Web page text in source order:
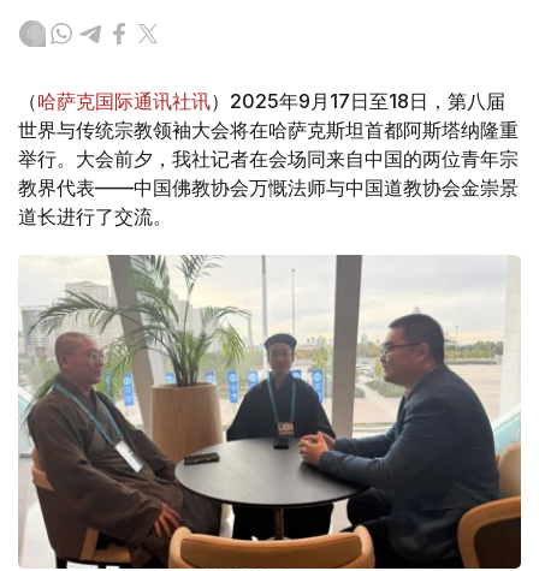
（哈萨克国际通讯社讯）2025年9月17日至18日，第八届
世界与传统宗教领袖大会将在哈萨克斯坦首都阿斯塔纳隆重
举行。大会前夕，我社记者在会场同来自中国的两位青年宗
教界代表——中国佛教协会万慨法师与中国道教协会金崇景
道长进行了交流。